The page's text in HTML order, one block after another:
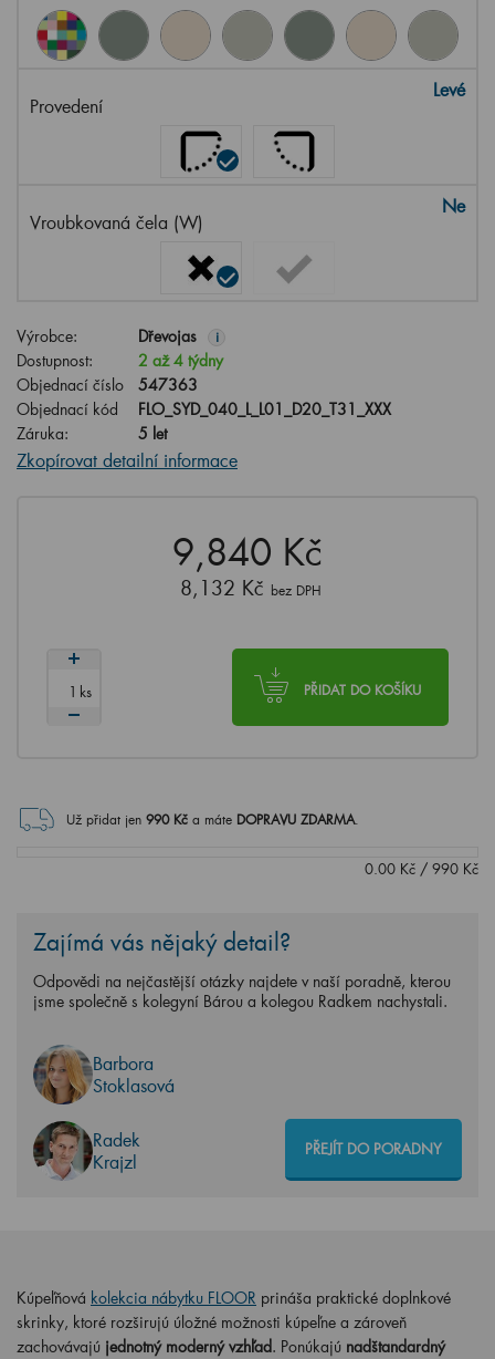
Provedení
Levé
Vroubkovaná čela (W)
Ne
Výrobce: Dřevojas i
Dostupnost:
2 až 4 týdny
Objednací číslo
547363
Objednací kód
FLO_SYD_040_L_L01_D20_T31_XXX
Záruka:
5 let
Zkopírovat detailní informace
9,840 Kč
8,132 Kč bez DPH
PŘIDAT DO KOŠÍKU
ks
Už přidat jen 990Kč a máte DOPRAVU ZDARMA.
0.00 Kč / 990 Kč
Zajímá vás nějaký detail?
Odpovědi na nejčastější otázky najdete v naší poradně, kterou
jsme společně s kolegyní Bárou a kolegou Radkem nachystali.
Barbora
Stoklasová
Radek
Krajzl
PŘEJÍT DO PORADNY
Kúpeľňová kolekcia nábytku FLOOR prináša praktické doplnkové
skrinky, ktoré rozširujú úložné možnosti kúpeľne a zároveň
zachovávajú jednotný moderný vzhľad. Ponúkajú nadštandardný